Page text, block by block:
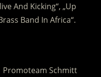
And Kicking“, „Up
Band In Africa“.
Promoteam Schmitt